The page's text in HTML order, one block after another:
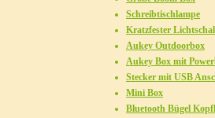
Schreibtischlampe
Kratzfester
Aukey Outdoorbox
Aukey Box mit
Stecker mit USB
Mini Box
Bluetooth Bügel